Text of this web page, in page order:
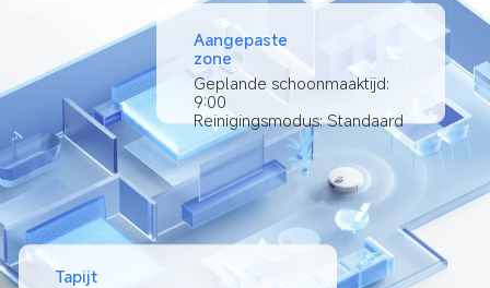
Aangepaste
zone
Geplande schoonmaaktijd:
9:00
Reinigingsmodus: Standaard
Tapijt